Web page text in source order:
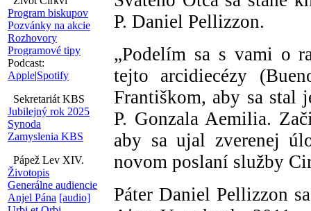
Program biskupov
Pozvánky na akcie
Rozhovory
Programové tipy
Podcast:
Apple|Spotify
Sekretariát KBS
Jubilejný rok 2025
Synoda
Zamyslenia KBS
Pápež Lev XIV.
Životopis
Generálne audiencie
Anjel Pána [audio]
P. Daniel Pellizzon.
„Podelím sa s vami o
tejto arcidiecézy
Františkom, aby sa stal
P. Gonzala Aemilia.
aby sa ujal zverenej
novom poslaní služby
Páter Daniel Pellizzon